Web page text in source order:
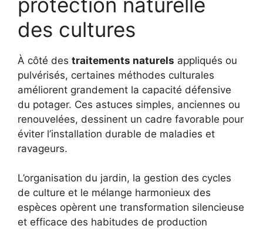
des cultures
À côté des traitements naturels appliqués ou
pulvérisés, certaines méthodes culturales
améliorent grandement la capacité défensive
du potager. Ces astuces simples, anciennes ou
renouvelées, dessinent un cadre favorable pour
éviter l’installation durable de maladies et
ravageurs.
L’organisation du jardin, la gestion des cycles
de culture et le mélange harmonieux des
espèces opèrent une transformation silencieuse
et efficace des habitudes de production